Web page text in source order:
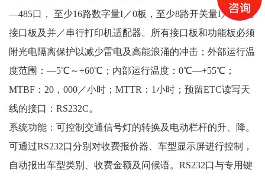
—485口， 至少16路数字量I／0板，至少8路开关量I／0电流
接口板及并／串行打印机适配器。所有接口板和功能板必须
附光电隔离保护以减少雷电及高能浪涌的冲击；外部运行温
度范围：—5℃～+60℃；内部运行温度：0℃—+55℃；
MTBF：20，000／小时；MTTR：1小时；预留ETC读写天
线的接口：RS232C。
系统功能：可控制交通信号灯的转换及电动栏杆的升、降。
可通过RS232口分别对收费报价器、车型显示屏进行控制，
自动报出车型类别、收费金额及问候语。RS232口与专用键